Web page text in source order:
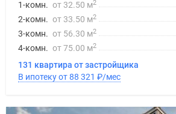
1-комн. от 32.50 м2
2-комн. от 33.50 м2
3-комн. от 56.30 м2
4-комн. от 75.00 м2
131 квартира от застройщика
В ипотеку от 88 321 ₽/мес